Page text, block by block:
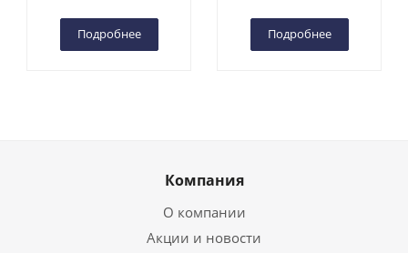
Подробнее Подробнее
Компания
О компании
Акции и новости